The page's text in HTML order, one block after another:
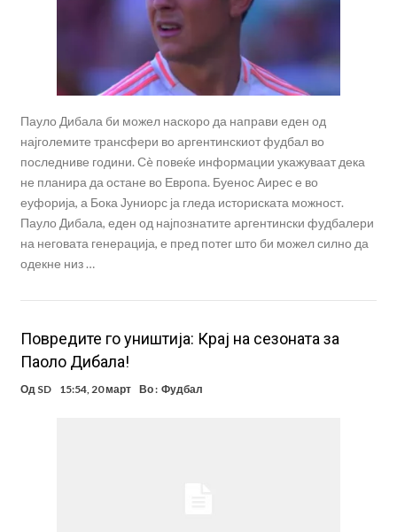
Пауло Дибала би можел наскоро да направи еден од
најголемите трансфери во аргентинскиот фудбал во
последниве години. Сè повеќе информации укажуваат дека
не планира да остане во Европа. Буенос Аирес е во
еуфорија, а Бока Јуниорс ја гледа историската можност.
Пауло Дибала, еден од најпознатите аргентински фудбалери
на неговата генерација, е пред потег што би можел силно да
одекне низ …
Повредите го уништија: Крај на сезоната за
Паоло Дибала!
Од SD 15:54, 20 март Во : Фудбал